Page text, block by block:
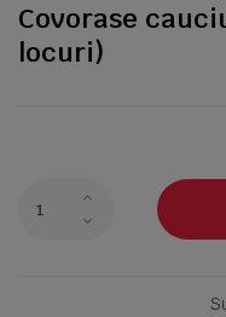
Covorase
locuri)